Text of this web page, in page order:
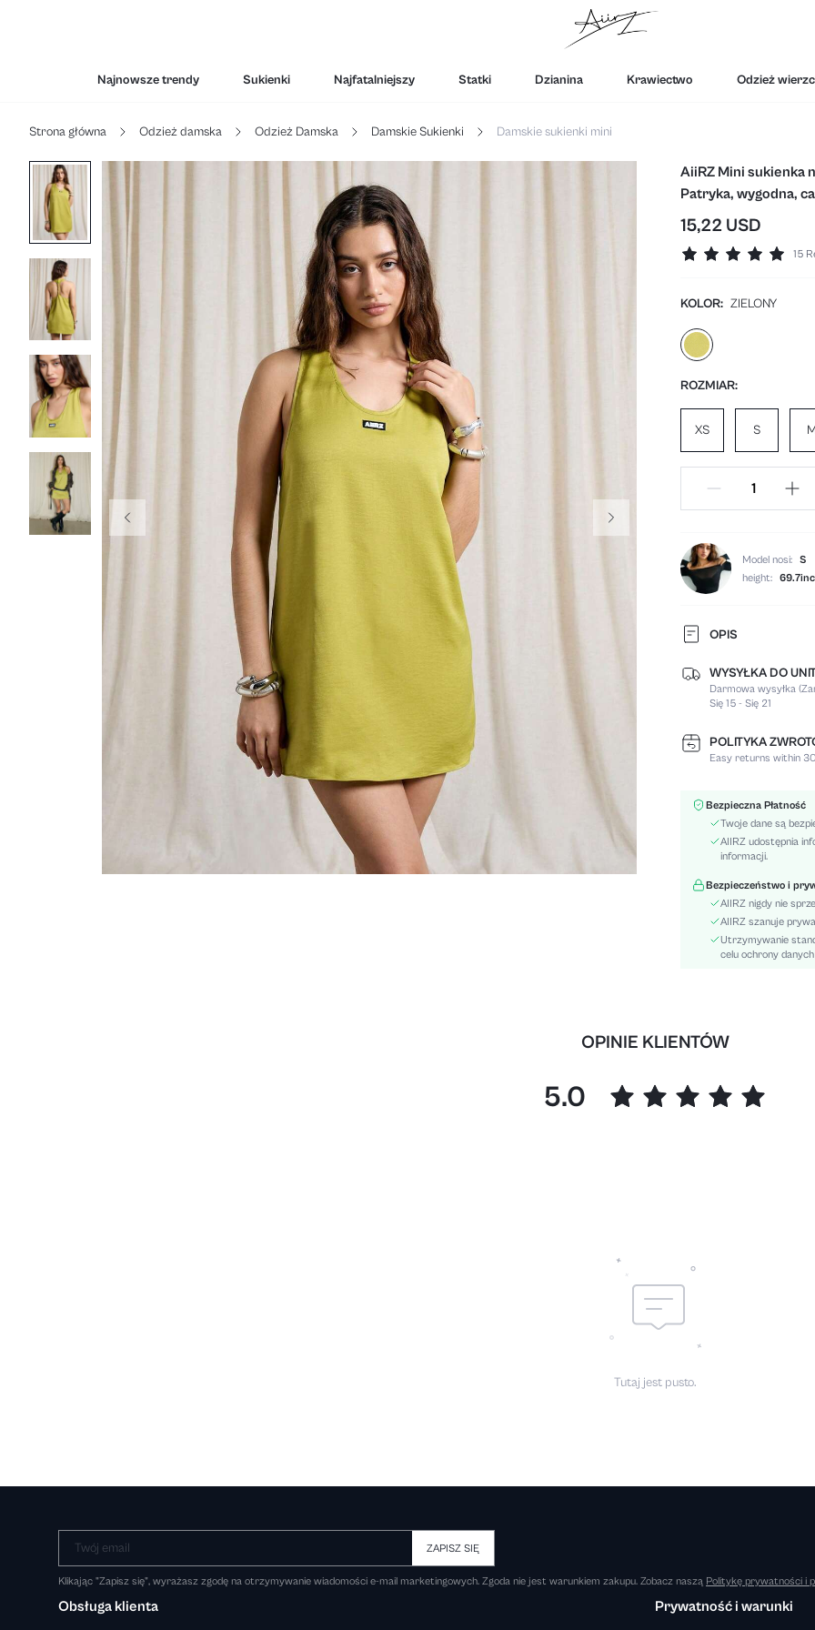
Najnowsze trendy Sukienki Najfatalniejszy Statki Dzianina Krawiectwo Odzież
Strona główna Odzież damska Odzież Damska Damskie Sukienki Damskie sukienki mini
AiiRZ Mini sukienka
Patryka, wygodna,
z motywem Lucky
15,22 USD
15
KOLOR: ZIELONY
ROZMIAR:
XS S
Model nosi: S
height:
OPIS
Instrukcja dotycząca
pielęgnacji:
Rodzaj:
Kształt krawędzi:
Dekolt:
Pasujący Rodzaj:
Rodzaj Wzoru:
Długość:
Okazja:
Materiał:
Szczegóły:
Kolor:
WYSYŁKA DO
Darmowa wysyłka
Się 15 - Się 21
POLITYKA
Easy returns within
Bezpieczna Płatność
Twoje dane są
AIIRZ udostępnia
informacji.
Bezpieczeństwo i
AIIRZ nigdy nie
AIIRZ szanuje
Utrzymywanie
celu ochrony
OPINIE KLIENTÓW
5.0
Tutaj jest pusto.
Twój email ZAPISZ SIĘ
Klikając "Zapisz się", wyrażasz zgodę na otrzymywanie wiadomości e-mail marketingowych. Zgoda nie jest warunkiem zakupu. Zobacz naszą Politykę prywatności i
Obsługa klienta Prywatność i warunki